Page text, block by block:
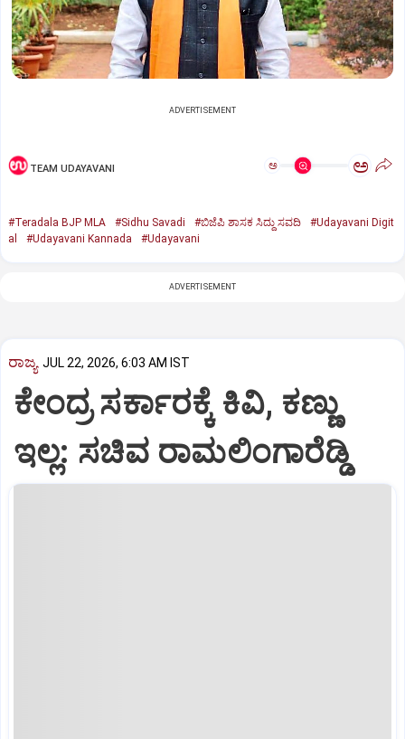
ADVERTISEMENT
TEAM UDAYAVANI ಅ ಅ
#Teradala BJP MLA #Sidhu Savadi #ಬಿಜೆಪಿ ಶಾಸಕ ಸಿದ್ದು ಸವದಿ
#Udayavani Digit
al
#Udayavani Kannada #Udayavani
ADVERTISEMENT
ರಾಜ್ಯ JUL 22, 2026, 6:03 AM IST
ಕೇಂದ್ರ ಸರ್ಕಾರಕ್ಕೆ ಕಿವಿ, ಕಣ್ಣು
ಇಲ್ಲ: ಸಚಿವ ರಾಮಲಿಂಗಾರೆಡ್ಡಿ